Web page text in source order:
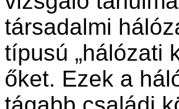
társadalmi
típusú „hálózati
őket. Ezek a